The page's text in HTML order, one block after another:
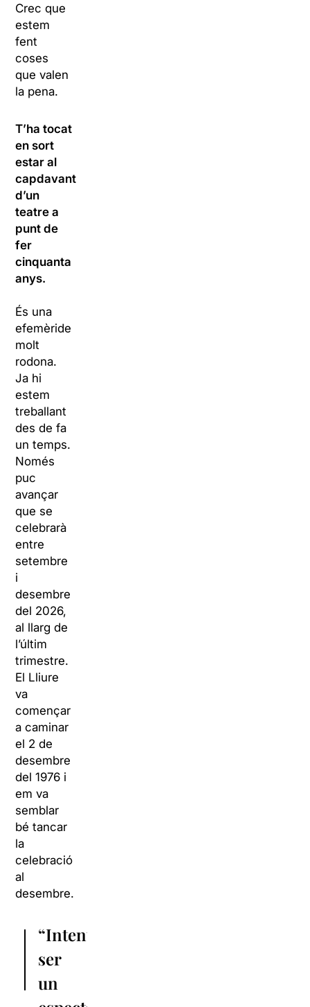
Crec que
estem
fent
coses
que valen
la pena.
T’ha tocat
en sort
estar al
capdavant
d’un
teatre a
punt de
fer
cinquanta
anys.
És una
efemèride
molt
rodona.
Ja hi
estem
treballant
des de fa
un temps.
Només
puc
avançar
que se
celebrarà
entre
setembre
i
desembre
del 2026,
al llarg de
l’últim
trimestre.
El Lliure
va
començar
a caminar
el 2 de
desembre
del 1976 i
em va
semblar
bé tancar
la
celebració
al
desembre.
“Intento
ser
un